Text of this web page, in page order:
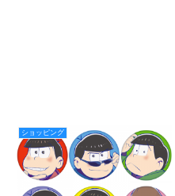
ショッピング